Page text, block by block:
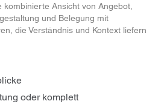
kombinierte Ansicht von Angebot,
und Belegung mit
die Verständnis und Kontext liefern
oder komplett